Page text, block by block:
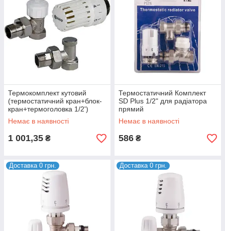
Термокомплект кутовий
(термостатичний кран+блок-
кран+термоголовка 1/2')
Немає в наявності
1 001,35 ₴
Термостатичний Комплект
SD Plus 1/2" для радіатора
прямий
Немає в наявності
586 ₴
Доставка 0 грн. Доставка 0 грн.